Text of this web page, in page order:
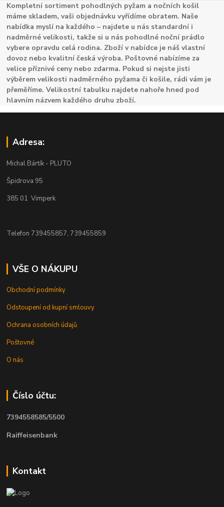
Kompletní sortiment pohodlných pyžam a nočních košil
máme skladem, vaši objednávku vyřídíme obratem. Naše
nabídka myslí na každého – najdete u nás standardní i
nadměrné velikosti, takže si u nás pohodlné noční prádlo
vybere opravdu celá rodina. Zboží v nabídce je náš vlastní
dovoz nebo kvalitní česká výroba. Poštovné nabízíme za
velice příznivé ceny nebo zdarma. Pokud si nejste jisti
výběrem velikosti nadměrného pyžama či košile, rádi vám je
přeměříme. Velikostní tabulku najdete nahoře hned pod
hlavním názvem každého druhu zboží.
Adresa:
Michal Bártík - PLUTO
Špidrova 95
385 01 Vimperk
Telefon 739455857, 739455859
VŠE O NÁKUPU
Obchodní podmínky
Odstoupení od kupní smlouvy
Ochrana osobních údajů
Poštovné
O nás
Číslo účtu:
7394558585/5500
Raiffeisenbank
Kontakt